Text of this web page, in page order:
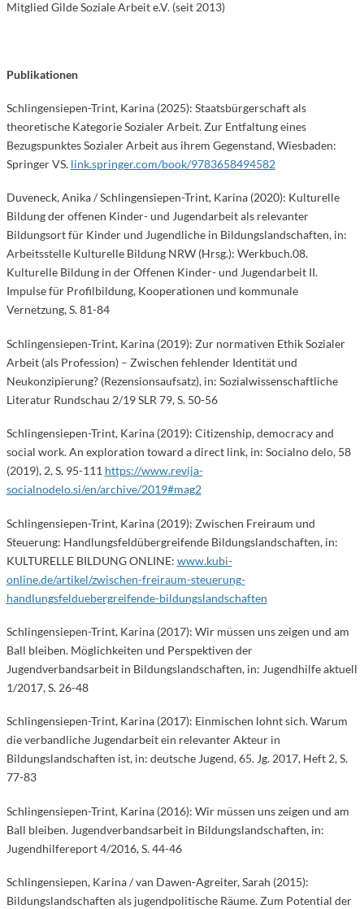
Mitglied Gilde Soziale Arbeit e.V. (seit 2013)
Publikationen
Schlingensiepen-Trint, Karina (2025): Staatsbürgerschaft als
theoretische Kategorie Sozialer Arbeit. Zur Entfaltung eines
Bezugspunktes Sozialer Arbeit aus ihrem Gegenstand, Wiesbaden:
Springer VS. link.springer.com/book/9783658494582
Duveneck, Anika / Schlingensiepen-Trint, Karina (2020): Kulturelle
Bildung der offenen Kinder- und Jugendarbeit als relevanter
Bildungsort für Kinder und Jugendliche in Bildungslandschaften, in:
Arbeitsstelle Kulturelle Bildung NRW (Hrsg.): Werkbuch.08.
Kulturelle Bildung in der Offenen Kinder- und Jugendarbeit II.
Impulse für Profilbildung, Kooperationen und kommunale
Vernetzung, S. 81-84
Schlingensiepen-Trint, Karina (2019): Zur normativen Ethik Sozialer
Arbeit (als Profession) – Zwischen fehlender Identität und
Neukonzipierung? (Rezensionsaufsatz), in: Sozialwissenschaftliche
Literatur Rundschau 2/19 SLR 79, S. 50-56
Schlingensiepen-Trint, Karina (2019): Citizenship, democracy and
social work. An exploration toward a direct link, in: Socialno delo, 58
(2019), 2, S. 95-111 https://www.revija-
socialnodelo.si/en/archive/2019#mag2
Schlingensiepen-Trint, Karina (2019): Zwischen Freiraum und
Steuerung: Handlungsfeldübergreifende Bildungslandschaften, in:
KULTURELLE BILDUNG ONLINE: www.kubi-
online.de/artikel/zwischen-freiraum-steuerung-
handlungsfelduebergreifende-bildungslandschaften
Schlingensiepen-Trint, Karina (2017): Wir müssen uns zeigen und am
Ball bleiben. Möglichkeiten und Perspektiven der
Jugendverbandsarbeit in Bildungslandschaften, in: Jugendhilfe aktuell
1/2017, S. 26-48
Schlingensiepen-Trint, Karina (2017): Einmischen lohnt sich. Warum
die verbandliche Jugendarbeit ein relevanter Akteur in
Bildungslandschaften ist, in: deutsche Jugend, 65. Jg. 2017, Heft 2, S.
77-83
Schlingensiepen-Trint, Karina (2016): Wir müssen uns zeigen und am
Ball bleiben. Jugendverbandsarbeit in Bildungslandschaften, in:
Jugendhilfereport 4/2016, S. 44-46
Schlingensiepen, Karina / van Dawen-Agreiter, Sarah (2015):
Bildungslandschaften als jugendpolitische Räume. Zum Potential der